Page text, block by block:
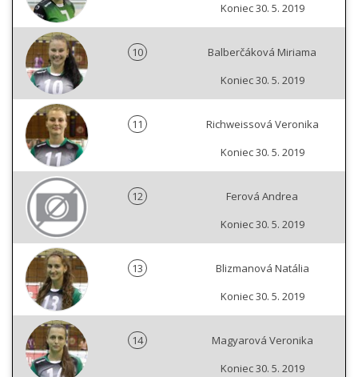
Koniec 30. 5. 2019
10
Balberčáková Miriama
Koniec 30. 5. 2019
11
Richweissová Veronika
Koniec 30. 5. 2019
12
Ferová Andrea
Koniec 30. 5. 2019
13
Blizmanová Natália
Koniec 30. 5. 2019
14
Magyarová Veronika
Koniec 30. 5. 2019